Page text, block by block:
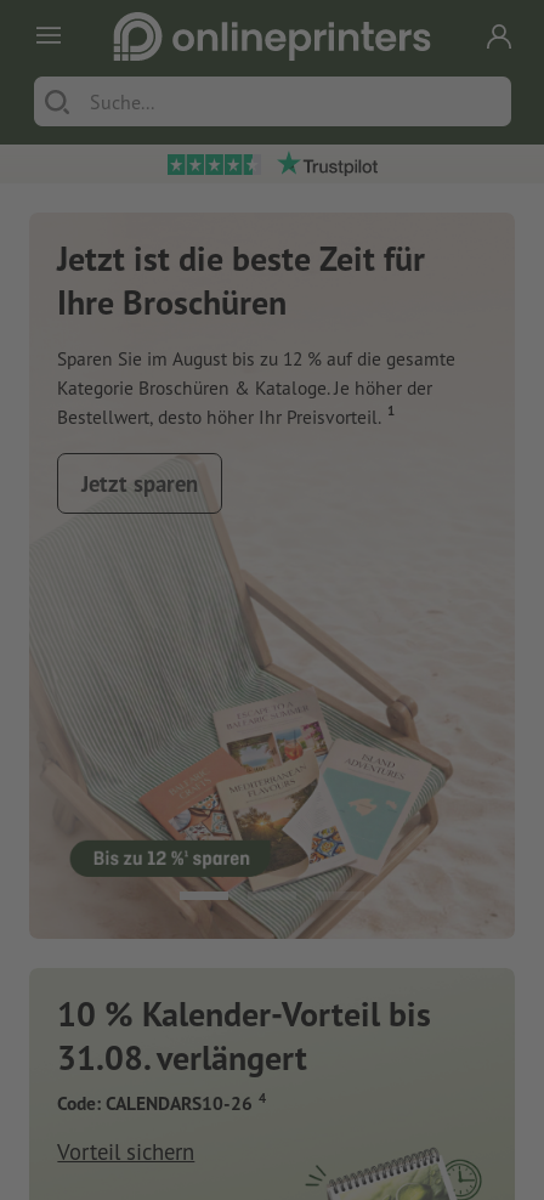
Jetzt ist die beste Zeit für
Ihre Broschüren
Sparen Sie im August bis zu 12 % auf die gesamte
Kategorie Broschüren & Kataloge. Je höher der
Bestellwert, desto höher Ihr Preisvorteil. 1
Jetzt sparen
10 % Kalender-Vorteil bis
31.08. verlängert
Code: CALENDARS10-26 4
Vorteil sichern